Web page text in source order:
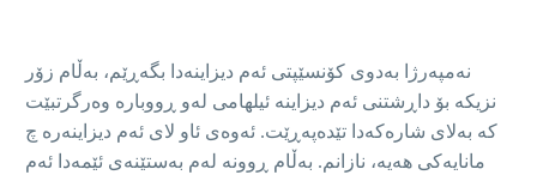
نەمپەرژا بەدوی کۆنسێپتی ئەم دیزاینەدا بگەڕێم، بەڵام زۆر
نزیکە بۆ داڕشتنی ئەم دیزاینە ئیلهامی لەو ڕووبارە وەرگرتبێت
کە بەلای شارەکەدا تێدەپەڕێت. ئەوەی ئاو لای ئەم دیزاینەرە چ
مانایەکی هەیە، نازانم. بەڵام ڕوونە لەم بەستێنەی ئێمەدا ئەم